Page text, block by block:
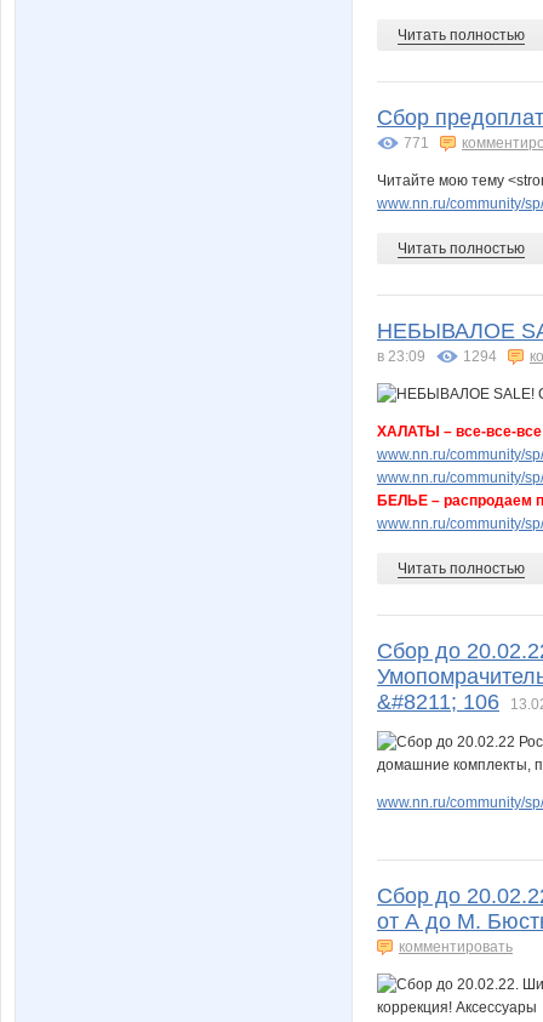
Читать полностью
Сбор
771
Читайте мою тему
www.nn.ru/community/
Читать полностью
НЕБЫВАЛОЕ
в 23:09 1294
ХАЛАТЫ – все-все-все
www.nn.ru/community/
www.nn.ru/community/
БЕЛЬЕ – распродаем
www.nn.ru/community/
Читать полностью
Сбор до
&#8211; 106
www.nn.ru/community/
Сбор до
от А до М.
комментировать